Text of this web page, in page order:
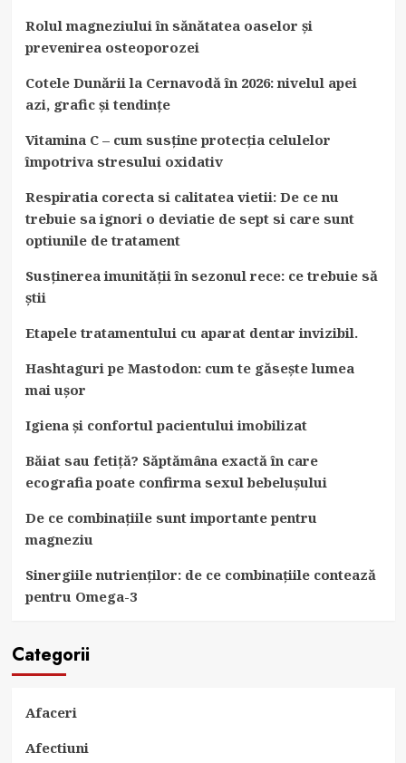
Rolul magneziului în sănătatea oaselor și
prevenirea osteoporozei
Cotele Dunării la Cernavodă în 2026: nivelul apei
azi, grafic și tendințe
Vitamina C – cum susține protecția celulelor
împotriva stresului oxidativ
Respiratia corecta si calitatea vietii: De ce nu
trebuie sa ignori o deviatie de sept si care sunt
optiunile de tratament
Susținerea imunității în sezonul rece: ce trebuie să
știi
Etapele tratamentului cu aparat dentar invizibil.
Hashtaguri pe Mastodon: cum te găsește lumea
mai ușor
Igiena și confortul pacientului imobilizat
Băiat sau fetiță? Săptămâna exactă în care
ecografia poate confirma sexul bebelușului
De ce combinațiile sunt importante pentru
magneziu
Sinergiile nutrienților: de ce combinațiile contează
pentru Omega-3
Categorii
Afaceri
Afectiuni